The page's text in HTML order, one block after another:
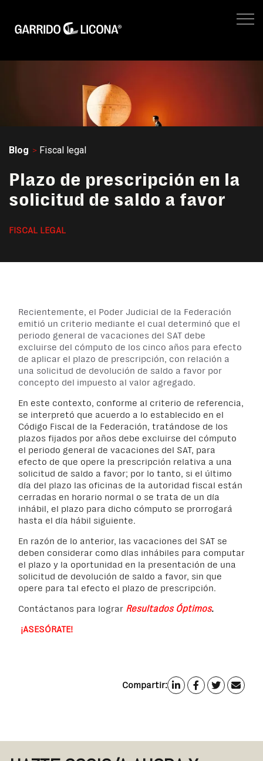
FISCAL LEGAL
No hay
Blog Fiscal legal
Plazo de prescripción en la
solicitud de saldo a favor
FISCAL LEGAL
Recientemente, el Poder Judicial de la Federación
emitió un criterio mediante el cual determinó que el
periodo general de vacaciones del SAT debe
excluirse del cómputo de los cinco años para efecto
de aplicar el plazo de prescripción, con relación a
una solicitud de devolución de saldo a favor por
concepto del impuesto al valor agregado.
En este contexto, conforme al criterio de referencia,
se interpretó que acuerdo a lo establecido en el
Código Fiscal de la Federación, tratándose de los
plazos fijados por años debe excluirse del cómputo
el periodo general de vacaciones del SAT, para
efecto de que opere la prescripción relativa a una
solicitud de saldo a favor; por lo tanto, si el último
día del plazo las oficinas de la autoridad fiscal están
cerradas en horario normal o se trata de un día
inhábil, el plazo para dicho cómputo se prorrogará
hasta el día hábil siguiente.
En razón de lo anterior, las vacaciones del SAT se
deben considerar como días inhábiles para computar
el plazo y la oportunidad en la presentación de una
solicitud de devolución de saldo a favor, sin que
opere para tal efecto el plazo de prescripción.
Contáctanos para lograr Resultados Óptimos.
¡ASESÓRATE!
Compartir: